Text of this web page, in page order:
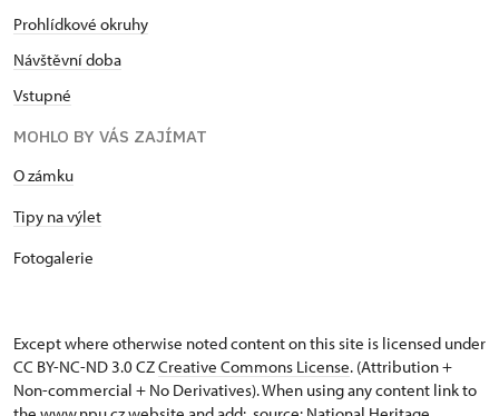
Prohlídkové okruhy
Návštěvní doba
Vstupné
MOHLO BY VÁS ZAJÍMAT
O zámku
Tipy na výlet
Fotogalerie
Except where otherwise noted content on this site is licensed under
CC BY-NC-ND 3.0 CZCreative Commons License. (Attribution +
Non-commercial + No Derivatives). When using any content link to